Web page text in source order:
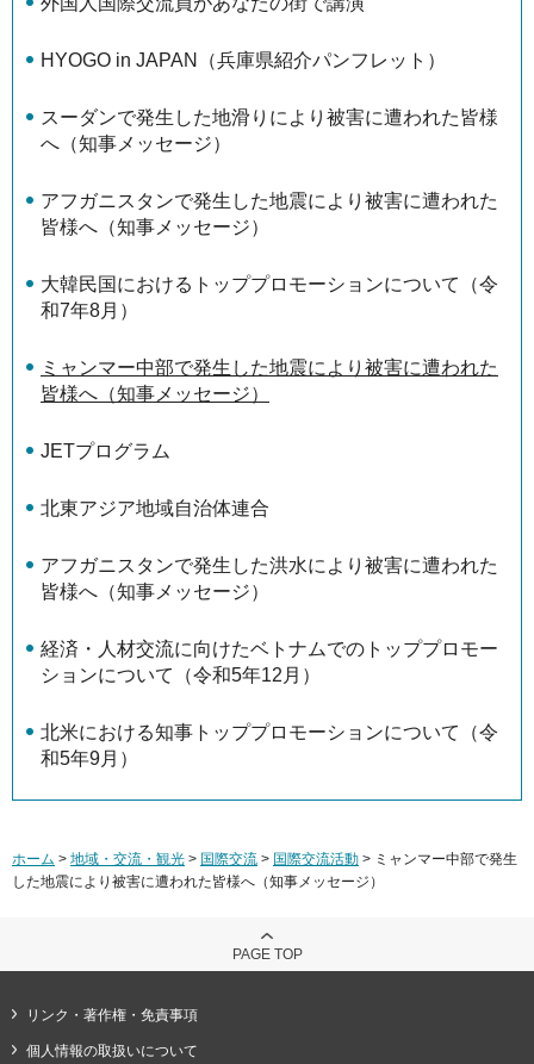
HYOGO in JAPAN（兵庫県紹介パンフレット）
スーダンで発生した地滑りにより被害に遭われた皆様
へ（知事メッセージ）
アフガニスタンで発生した地震により被害に遭われた
皆様へ（知事メッセージ）
大韓民国におけるトッププロモーションについて（令
和7年8月）
ミャンマー中部で発生した地震により被害に遭われた
皆様へ（知事メッセージ）
JETプログラム
北東アジア地域自治体連合
アフガニスタンで発生した洪水により被害に遭われた
皆様へ（知事メッセージ）
経済・人材交流に向けたベトナムでのトッププロモー
ションについて（令和5年12月）
北米における知事トッププロモーションについて（令
和5年9月）
ホーム > 地域・交流・観光 > 国際交流 > 国際交流活動 > ミャンマー中部で発生
した地震により被害に遭われた皆様へ（知事メッセージ）
PAGE TOP
リンク・著作権・免責事項
個人情報の取扱いについて